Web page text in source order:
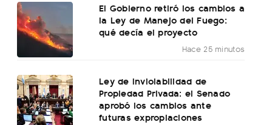
El Gobierno retiró los cambios a
la Ley de Manejo del Fuego:
qué decía el proyecto
Hace 25 minutos
Ley de Inviolabilidad de
Propiedad Privada: el Senado
aprobó los cambios ante
futuras expropiaciones